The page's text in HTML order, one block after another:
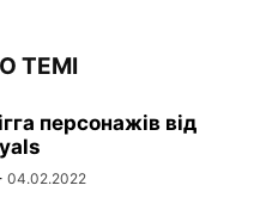
ТЕМІ
персонажів від
04.02.2022